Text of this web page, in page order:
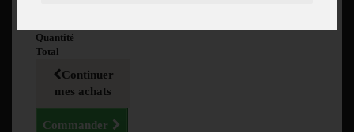
Quantité
Total
Continuer
mes achats
Commander